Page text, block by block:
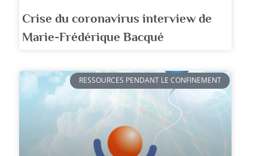
Crise du coronavirus interview de
Marie-Frédérique Bacqué
RESSOURCES PENDANT LE CONFINEMENT